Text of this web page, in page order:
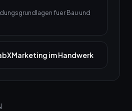
fuer Bau und
im Handwerk